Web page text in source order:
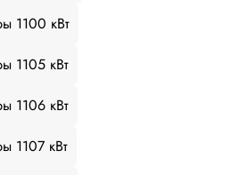
1100 кВт
1105 кВт
1106 кВт
1107 кВт